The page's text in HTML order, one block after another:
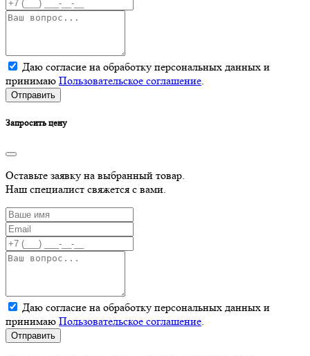
Даю согласие на обработку персональных данных и
принимаю Пользовательское соглашение
Отправить
Запросить цену
Оставьте заявку на выбранный товар.
Наш специалист свяжется с вами.
Даю согласие на обработку персональных данных и
принимаю Пользовательское соглашение.
Отправить